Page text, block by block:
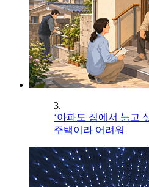
3.
‘아파도 집에서 늙고
주택이라 어려워